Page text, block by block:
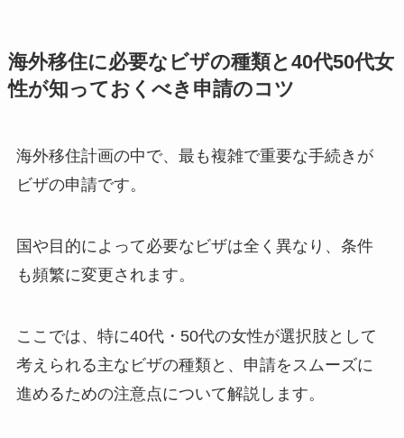
海外移住に必要なビザの種類と40代50代女
性が知っておくべき申請のコツ
海外移住計画の中で、最も複雑で重要な手続きが
ビザの申請です。
国や目的によって必要なビザは全く異なり、条件
も頻繁に変更されます。
ここでは、特に40代・50代の女性が選択肢として
考えられる主なビザの種類と、申請をスムーズに
進めるための注意点について解説します。